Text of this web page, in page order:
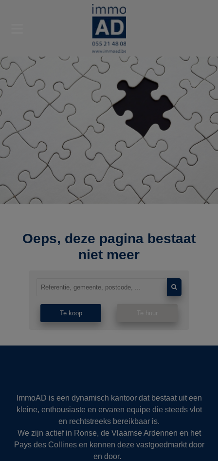
Oeps, deze pagina bestaat
niet meer
Te koop Te huur
ImmoAD is een dynamisch kantoor dat bestaat uit een
kleine, enthousiaste en ervaren equipe die steeds vlot
en rechtstreeks bereikbaar is.
We zijn actief in Ronse, de Vlaamse Ardennen en het
Pays des Collines en kennen deze vastgoedmarkt door
en door.